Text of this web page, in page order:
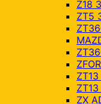
Z18
ZT5
ZX